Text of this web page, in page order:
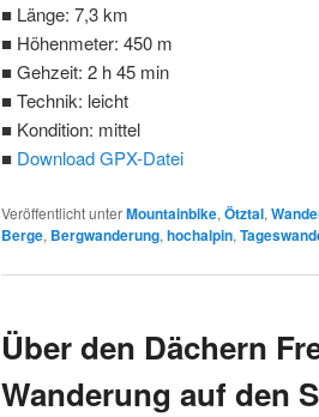
■ Länge: 7,3 km
■ Höhenmeter: 450 m
■ Gehzeit: 2 h 45 min
■ Technik: leicht
■ Kondition: mittel
■ Download GPX-Datei
Veröffentlicht unterMountainbike, Ötztal,
Berge, Bergwanderung, hochalpin,
Über den Dächern
Wanderung auf den